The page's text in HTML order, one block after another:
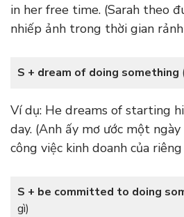
in her free time. (Sarah theo
nhiếp ảnh trong thời gian
S + dream of doing something
Ví dụ: He dreams of starting
day. (Anh ấy mơ ước một
công việc kinh doanh của
S + be committed to doing
gì)